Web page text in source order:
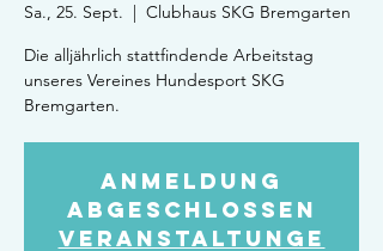
Sa., 25. Sept.
  |
Clubhaus SKG Bremgarten
Die alljährlich stattfindende Arbeitstag
unseres Vereines Hundesport SKG
Bremgarten.
Anmeldung
abgeschlossen
Veranstaltunge